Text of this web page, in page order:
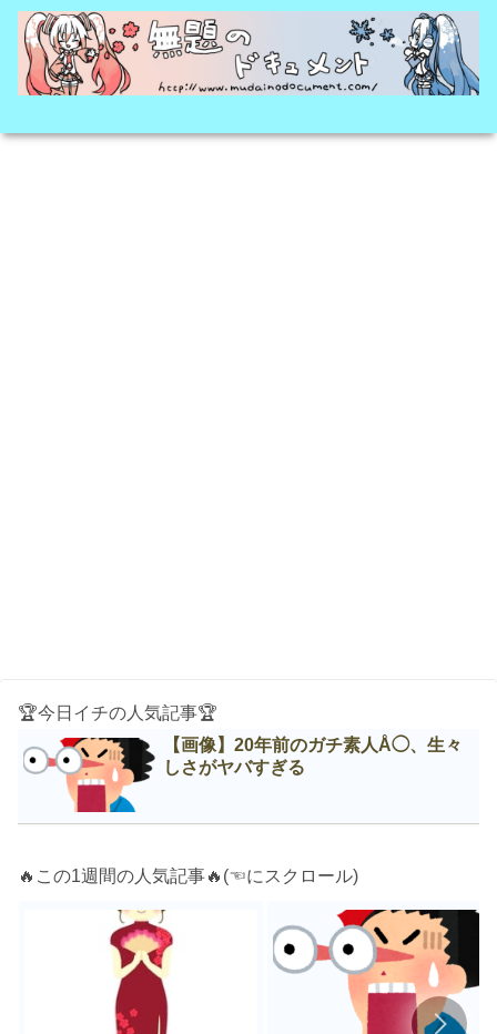
🏆今日イチの人気記事🏆
【画像】20年前のガチ素人Å◯、生々
しさがヤバすぎる
🔥この1週間の人気記事🔥(☜にスクロール)